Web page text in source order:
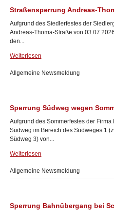
Straßensperrung Andreas-
Aufgrund des Siedlerfestes der
Andreas-Thoma-Straße von
den...
Weiterlesen
Allgemeine Newsmeldung
Sperrung Südweg wegen
Aufgrund des Sommerfestes der
Südweg im Bereich des Südweges 1
Südweg 3) von...
Weiterlesen
Allgemeine Newsmeldung
Sperrung Bahnübergang bei